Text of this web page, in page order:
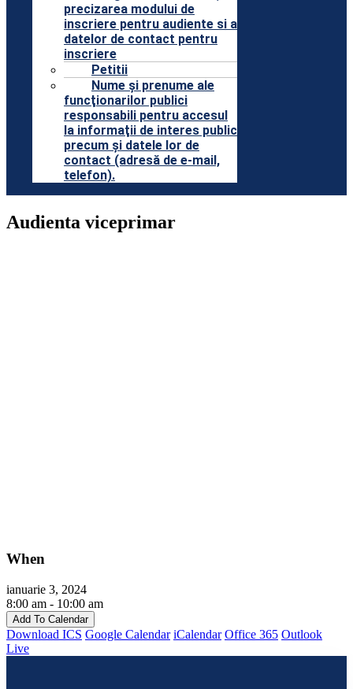
precizarea modului de
inscriere pentru audiente si a
datelor de contact pentru
inscriere
Petitii
Nume şi prenume ale
funcţionarilor publici
responsabili pentru accesul
la informaţii de interes public
precum şi datele lor de
contact (adresă de e-mail,
telefon).
Audienta viceprimar
When
ianuarie 3, 2024
8:00 am - 10:00 am
Add To Calendar
Download ICS Google Calendar iCalendar Office 365 Outlook
Live